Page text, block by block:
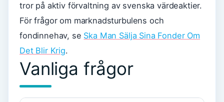
tror på aktiv förvaltning av svenska värdeaktier.
För frågor om marknadsturbulens och
fondinnehav, se Ska Man Sälja Sina Fonder Om
Det Blir Krig.
Vanliga frågor